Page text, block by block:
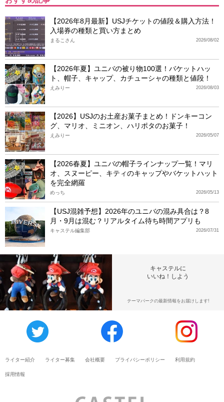
【2026年8月最新】USJチケットの値段＆購入方法！
入場券の種類と買い方まとめ
2026/08/02
まるこさん
【2026年夏】ユニバの被り物100選！バケットハッ
ト、帽子、キャップ、カチューシャの種類と値段！
2026/08/03
えみりー
【2026】USJのお土産お菓子まとめ！ドンキーコン
グ、マリオ、ミニオン、ハリポタのお菓子！
2026/05/07
えみりー
【2026春夏】ユニバの帽子ラインナップ一覧！マリ
オ、スヌーピー、キティのキャップやバケットハット
を完全網羅
2026/05/13
めっち
【USJ混雑予想】2026年のユニバの混み具合は？8
月・9月は混む？リアルタイム待ち時間アプリも
2026/07/31
キャステル編集部
キャステルに
いいね！しよう
テーマパークの最新情報をお届けします!
ライター紹介 ライター募集 会社概要 プライバシーポリシー 利用規約
採用情報